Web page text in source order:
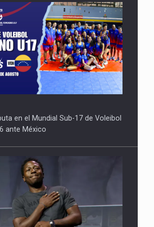
en el Mundial Sub-17 de Voleibol
ante México